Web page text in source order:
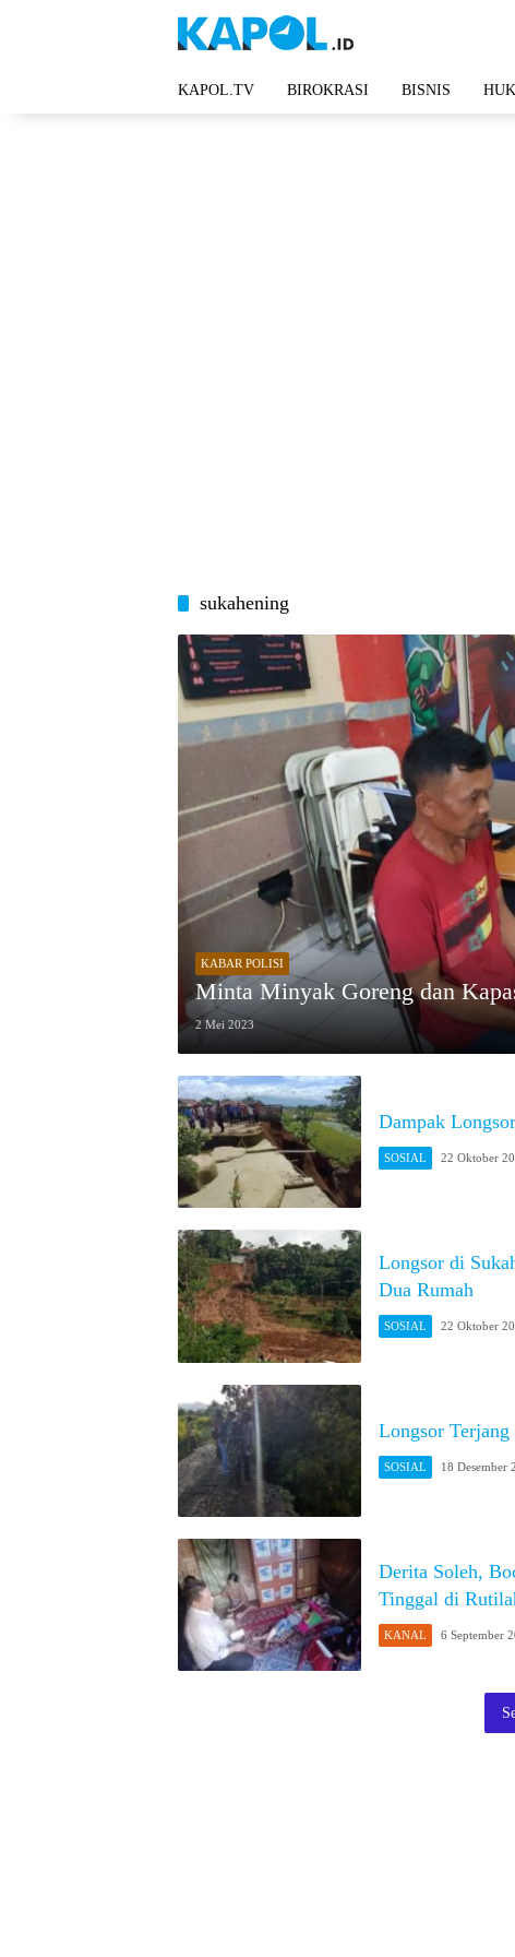
KAPOL.TV BIROKRASI BISNIS
sukahening
KABAR POLISI
Minta Minyak Goreng dan
2 Mei 2023
Dampak
SOSIAL 22 Oktober
Longsor di
Dua Rumah
SOSIAL 22 Oktober
Longsor
SOSIAL 18 Desember
Derita Soleh,
Tinggal di
KANAL 6 September